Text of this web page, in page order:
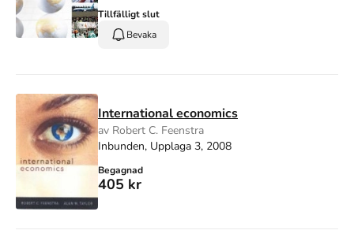
Tillfälligt slut
Bevaka
International economics
av Robert C. Feenstra
Inbunden, Upplaga 3, 2008
Begagnad
405 kr